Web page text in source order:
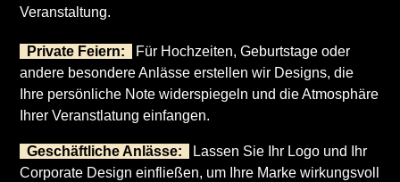
Veranstaltung.
Private Feiern:
Für Hochzeiten, Geburtstage oder
andere besondere Anlässe erstellen wir Designs, die
Ihre persönliche Note widerspiegeln und die Atmosphäre
Ihrer Veranstlatung einfangen.
Geschäftliche Anlässe:
Lassen Sie Ihr Logo und Ihr
Corporate Design einfließen, um Ihre Marke wirkungsvoll